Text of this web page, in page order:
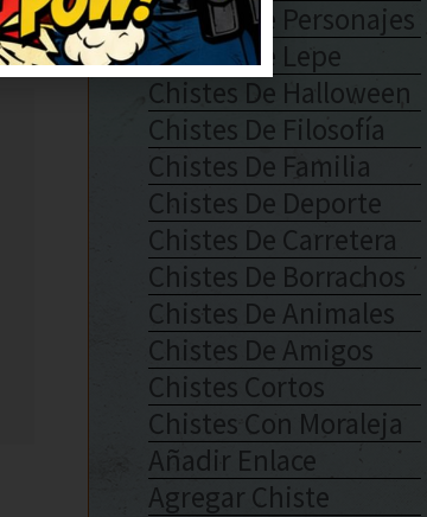
Chistes De Personajes
Chistes De Lepe
Chistes De Halloween
Chistes De Filosofía
Chistes De Familia
Chistes De Deporte
Chistes De Carretera
Chistes De Borrachos
Chistes De Animales
Chistes De Amigos
Chistes Cortos
Chistes Con Moraleja
Añadir Enlace
Agregar Chiste